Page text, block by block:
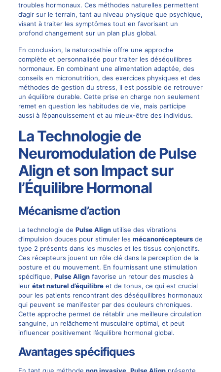
troubles hormonaux. Ces méthodes naturelles permettent
d’agir sur le terrain, tant au niveau physique que psychique,
visant à traiter les symptômes tout en favorisant un
profond changement sur un plan plus global.
En conclusion, la naturopathie offre une approche
complète et personnalisée pour traiter les déséquilibres
hormonaux. En combinant une alimentation adaptée, des
conseils en micronutrition, des exercices physiques et des
méthodes de gestion du stress, il est possible de retrouver
un équilibre durable. Cette prise en charge non seulement
remet en question les habitudes de vie, mais participe
aussi à l’épanouissement et au mieux-être des individus.
La Technologie de
Neuromodulation de Pulse
Align et son Impact sur
l’Équilibre Hormonal
Mécanisme d’action
La technologie de Pulse Alignutilise des vibrations
d’impulsion douces pour stimuler les mécanorécepteursde
type 2 présents dans les muscles et les tissus conjonctifs.
Ces récepteurs jouent un rôle clé dans la perception de la
posture et du mouvement. En fournissant une stimulation
spécifique, Pulse Alignfavorise un retour des muscles à
leur état naturel d’équilibreet de tonus, ce qui est crucial
pour les patients rencontrant des déséquilibres hormonaux
qui peuvent se manifester par des douleurs chroniques.
Cette approche permet de rétablir une meilleure circulation
sanguine, un relâchement musculaire optimal, et peut
influencer positivement l’équilibre hormonal global.
Avantages spécifiques